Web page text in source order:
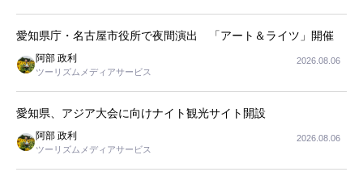
愛知県庁・名古屋市役所で夜間演出 「アート＆ライツ」開催
阿部 政利
ツーリズムメディアサービス
2026.08.06
愛知県、アジア大会に向けナイト観光サイト開設
阿部 政利
ツーリズムメディアサービス
2026.08.06